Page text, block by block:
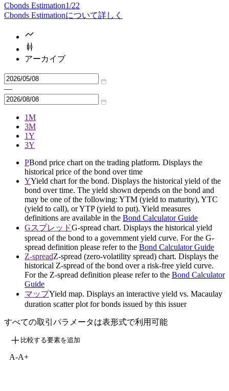
Cbonds Estimation1/22
Cbonds Estimationについて詳しく
アーカイブ
—
1M
3M
1Y
3Y
PBond price chart on the trading platform. Displays the
historical price of the bond over time
YYield chart for the bond. Displays the historical yield of the
bond over time. The yield shown depends on the bond and
may be one of the following: YTM (yield to maturity), YTC
(yield to call), or YTP (yield to put). Yield measures
definitions are available in the Bond Calculator Guide
GスプレッドG-spread chart. Displays the historical yield
spread of the bond to a government yield curve. For the G-
spread definition please refer to the Bond Calculator Guide
Z-spreadZ-spread (zero-volatility spread) chart. Displays the
historical Z-spread of the bond over a risk-free yield curve.
For the Z-spread definition please refer to the Bond Calculator
Guide
マップYield map. Displays an interactive yield vs. Macaulay
duration scatter plot for bonds issued by this issuer
すべての取引パラメータは表形式で利用可能
比較する要素を追加